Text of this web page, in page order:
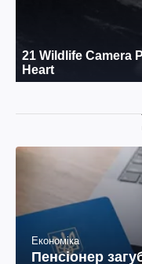
Економіка
Пенсіонер